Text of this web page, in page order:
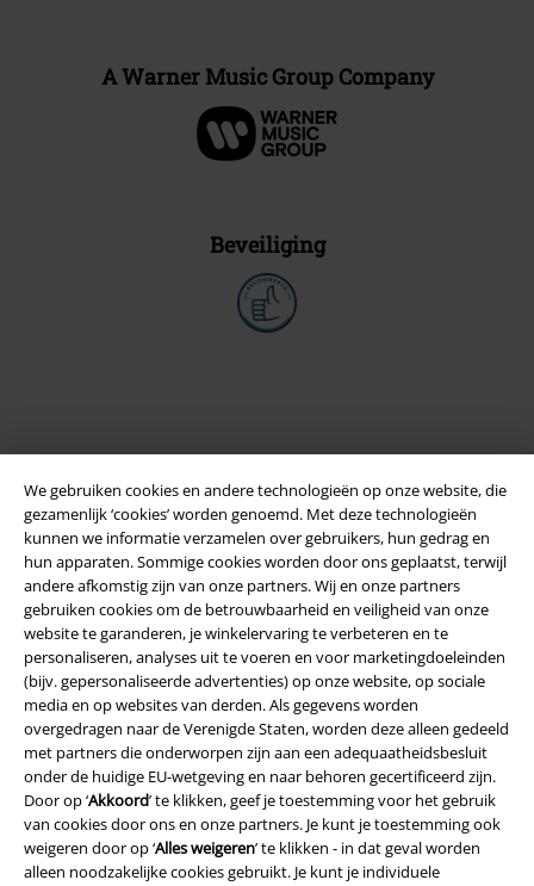
We gebruiken cookies en andere technologieën op onze website, die
gezamenlijk ‘cookies’ worden genoemd. Met deze technologieën
kunnen we informatie verzamelen over gebruikers, hun gedrag en
hun apparaten. Sommige cookies worden door ons geplaatst, terwijl
andere afkomstig zijn van onze partners. Wij en onze partners
gebruiken cookies om de betrouwbaarheid en veiligheid van onze
website te garanderen, je winkelervaring te verbeteren en te
personaliseren, analyses uit te voeren en voor marketingdoeleinden
(bijv. gepersonaliseerde advertenties) op onze website, op sociale
media en op websites van derden. Als gegevens worden
overgedragen naar de Verenigde Staten, worden deze alleen gedeeld
met partners die onderworpen zijn aan een adequaatheidsbesluit
onder de huidige EU-wetgeving en naar behoren gecertificeerd zijn.
Door op ‘Akkoord’ te klikken, geef je toestemming voor het gebruik
van cookies door ons en onze partners. Je kunt je toestemming ook
weigeren door op ‘Alles weigeren’ te klikken - in dat geval worden
alleen noodzakelijke cookies gebruikt. Je kunt je individuele
A Warner Music Group Company
Beveiliging
Legal
Algemene Voorwaarden
Bedrijfsgegevens
Privacyverklaring
Verklaring van conformiteit
Informatie over toegankelijkheid